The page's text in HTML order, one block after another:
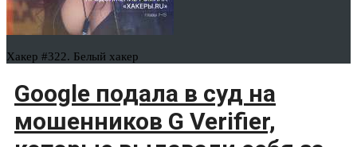
Хакер #322. Белый хакер
Google подала в суд на
мошенников G Verifier,